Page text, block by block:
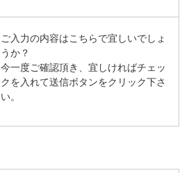
ご入力の内容はこちらで宜しいでしょ
うか？
今一度ご確認頂き、宜しければチェッ
クを入れて送信ボタンをクリック下さ
い。